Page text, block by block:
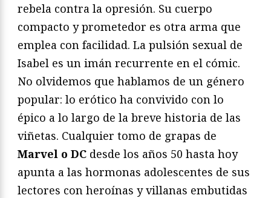
rebela contra la opresión. Su cuerpo
compacto y prometedor es otra arma que
emplea con facilidad. La pulsión sexual de
Isabel es un imán recurrente en el cómic.
No olvidemos que hablamos de un género
popular: lo erótico ha convivido con lo
épico a lo largo de la breve historia de las
viñetas. Cualquier tomo de grapas de
Marvel o DC desde los años 50 hasta hoy
apunta a las hormonas adolescentes de sus
lectores con heroínas y villanas embutidas